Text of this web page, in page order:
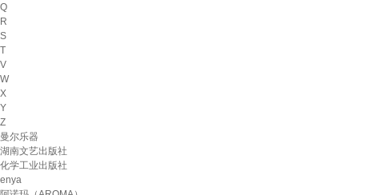
Q
R
S
T
V
W
X
Y
Z
曼尔乐器
湖南文艺出版社
化学工业出版社
enya